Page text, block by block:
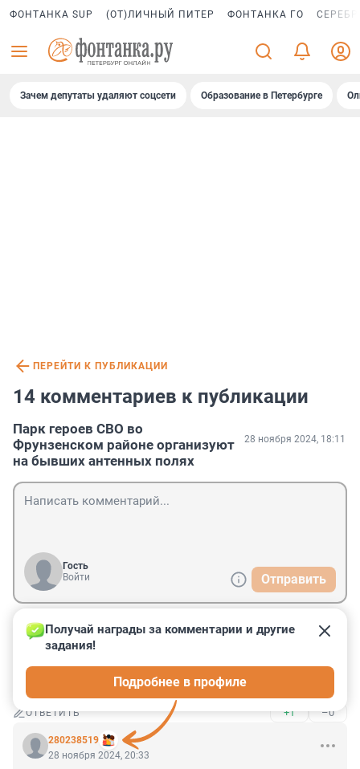
ФОНТАНКА SUP (ОТ)ЛИЧНЫЙ ПИТЕР ФОНТАНКА ГО
Зачем депутаты удаляют соцсети Образование в Петербурге
ПЕРЕЙТИ К ПУБЛИКАЦИИ
14 комментариев к публикации
Парк героев СВО во
Фрунзенском районе организуют
на бывших антенных полях
28 ноября 2024, 18:11
Гость
Войти
Отправить
Гость
28 ноября 2024, 22:14
парк - это неплохо
потом переименуем
ОТВЕТИТЬ +1 –0
280238519
Получай награды за комментарии и другие
задания!
Подробнее в профиле
28 ноября 2024, 20:33